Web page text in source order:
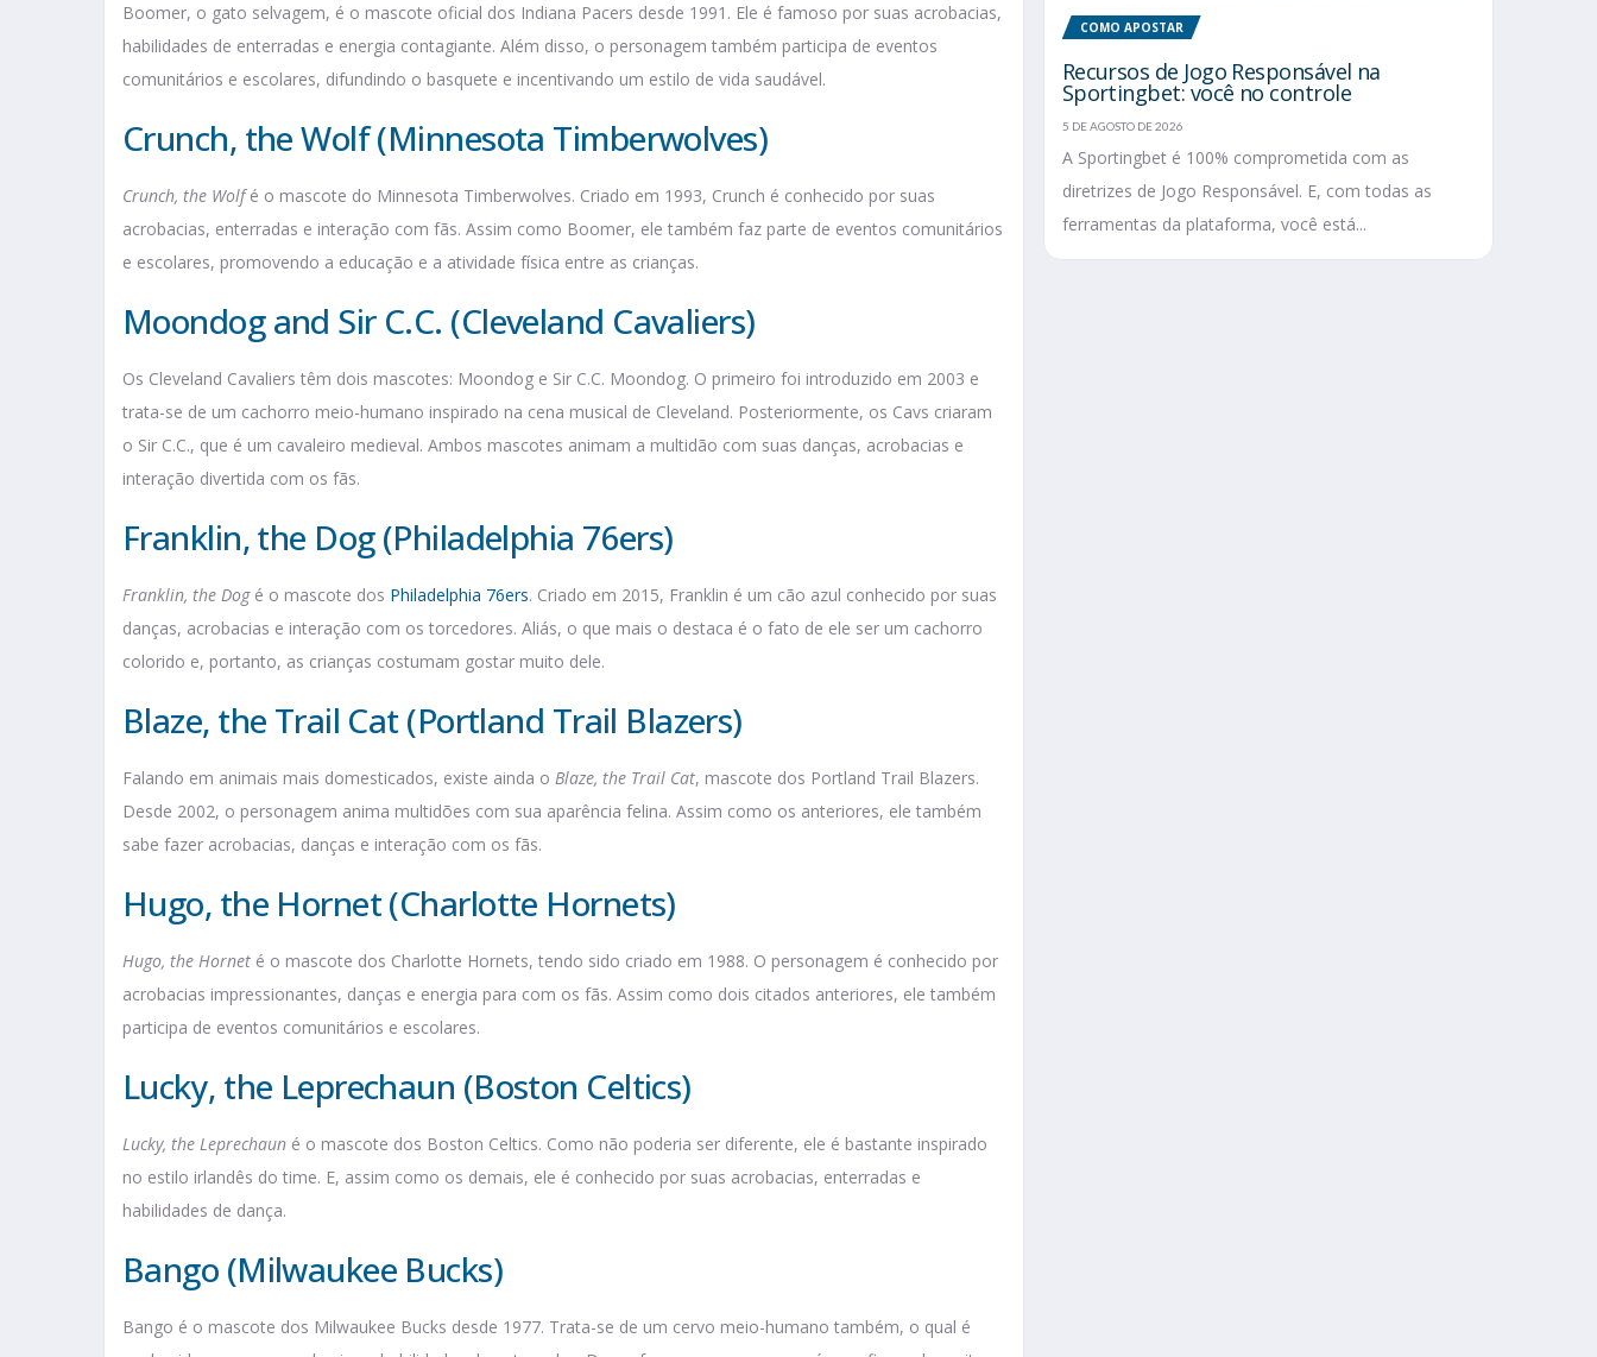
Boomer, o gato selvagem, é o mascote oficial dos Indiana Pacers desde 1991. Ele é famoso por suas acrobacias,
habilidades de enterradas e energia contagiante. Além disso, o personagem também participa de eventos
comunitários e escolares, difundindo o basquete e incentivando um estilo de vida saudável.
Crunch, the Wolf (Minnesota Timberwolves)
Crunch, the Wolfé o mascote do Minnesota Timberwolves. Criado em 1993, Crunch é conhecido por suas
acrobacias, enterradas e interação com fãs. Assim como Boomer, ele também faz parte de eventos comunitários
e escolares, promovendo a educação e a atividade física entre as crianças.
Moondog and Sir C.C. (Cleveland Cavaliers)
Os Cleveland Cavaliers têm dois mascotes: Moondog e Sir C.C. Moondog. O primeiro foi introduzido em 2003 e
trata-se de um cachorro meio-humano inspirado na cena musical de Cleveland. Posteriormente, os Cavs criaram
o Sir C.C., que é um cavaleiro medieval. Ambos mascotes animam a multidão com suas danças, acrobacias e
interação divertida com os fãs.
Franklin, the Dog (Philadelphia 76ers)
Franklin, the Dogé o mascote dos Philadelphia 76ers. Criado em 2015, Franklin é um cão azul conhecido por suas
danças, acrobacias e interação com os torcedores. Aliás, o que mais o destaca é o fato de ele ser um cachorro
colorido e, portanto, as crianças costumam gostar muito dele.
Blaze, the Trail Cat (Portland Trail Blazers)
Falando em animais mais domesticados, existe ainda o Blaze, the Trail Cat, mascote dos Portland Trail Blazers.
Desde 2002, o personagem anima multidões com sua aparência felina. Assim como os anteriores, ele também
sabe fazer acrobacias, danças e interação com os fãs.
Hugo, the Hornet (Charlotte Hornets)
Hugo, the Hornet é o mascote dos Charlotte Hornets, tendo sido criado em 1988. O personagem é conhecido por
acrobacias impressionantes, danças e energia para com os fãs. Assim como dois citados anteriores, ele também
participa de eventos comunitários e escolares.
Lucky, the Leprechaun (Boston Celtics)
Lucky, the Leprechaun é o mascote dos Boston Celtics. Como não poderia ser diferente, ele é bastante inspirado
no estilo irlandês do time. E, assim como os demais, ele é conhecido por suas acrobacias, enterradas e
habilidades de dança.
Bango (Milwaukee Bucks)
Bango é o mascote dos Milwaukee Bucks desde 1977. Trata-se de um cervo meio-humano também, o qual é
COMO APOSTAR
Recursos de Jogo Responsável na
Sportingbet: você no controle
5 DE AGOSTO DE 2026
A Sportingbet é 100% comprometida com as
diretrizes de Jogo Responsável. E, com todas as
ferramentas da plataforma, você está...